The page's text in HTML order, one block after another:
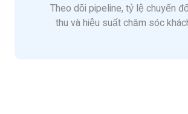
Theo dõi pipeline, tỷ lệ chuyển
thu và hiệu suất chăm sóc